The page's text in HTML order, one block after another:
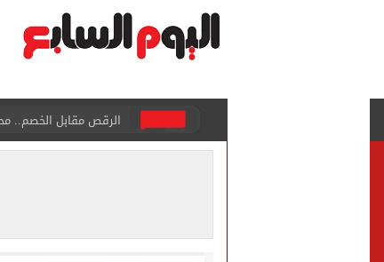
رئيس الوزراء يفتتح
محمد صلاح يشعل
رئيس الوزراء يتفقد